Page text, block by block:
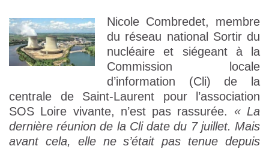
Nicole Combredet, membre
du réseau national Sortir du
nucléaire et siégeant à la
Commission locale
d’information (Cli) de la
centrale de Saint-Laurent pour l’association
SOS Loire vivante, n’est pas rassurée. « La
dernière réunion de la Cli date du 7 juillet. Mais
avant cela, elle ne s’était pas tenue depuis